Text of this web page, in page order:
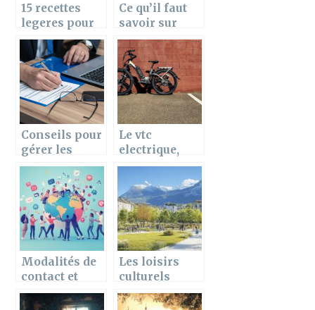
15 recettes
legeres pour
le repas du
soir
Ce qu’il faut
savoir sur
l’assurance
pour voiture
electrique
Conseils pour
gérer les
moyens
financiers
Le vtc
electrique,
une solution
efficace pour
les
deplacements
urbains
Modalités de
contact et
conditions
générales de
Les loisirs
culturels
explosent au
Festival des